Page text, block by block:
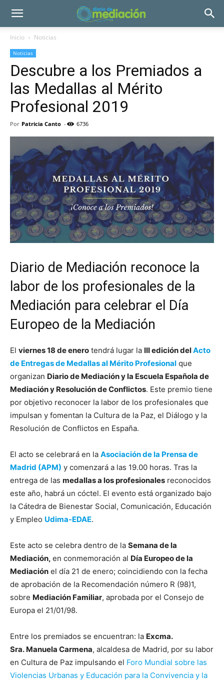
Inicio Noticias
Noticias
Descubre a los Premiados a
las Medallas al Mérito
Profesional 2019
Por Patricia Canto - 6736
Diario de Mediación reconoce la
labor de los profesionales de la
Mediación para celebrar el Día
Europeo de la Mediación
El viernes 18 de enero tendrá lugar la III edición delActo
de Entregas de Medallas al Mérito Profesional que
organizan Diario de Mediación y la Escuela Española de
Mediación y Resolución de Conflictos. Este premio tiene
por objetivo reconocer la labor de los profesionales que
impulsan y fomentan la Cultura de la Paz, el Diálogo y la
Resolución de Conflictos en España.
El acto se celebrará en la Asociación de la Prensa de
Madrid (APM) y comenzará a las 19.00 horas. Tras la
entrega de las medallas a los profesionales reconocidos
este año, habrá un cóctel. El evento está organizado bajo
la Cátedra de Bienestar Social, Comunicación, Educación
y Empleo Udima-EDAE.
Este acto se celebra dentro de la Semana de la
Mediación, en conmemoración al Día Europeo de la
Mediación el día 21 de enero; coincidiendo con la fecha
de aprobación de la Recomendación número R (98)1,
sobre Mediación Familiar, aprobada por el Consejo de
Europa el 21/01/98.
Entre los premiados se encuentran: la Excma.
Sra. Manuela Carmena, alcaldesa de Madrid, por su labor
en Cultura de Paz impulsando el Foro Mundial sobre las
Violencias Urbanas y Educación para la Convivencia y la